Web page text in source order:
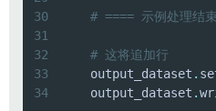
30
# ==== 示例处理结
31
32
# 这将追加行
33
    output_dataset
.
34
    output_dataset
.